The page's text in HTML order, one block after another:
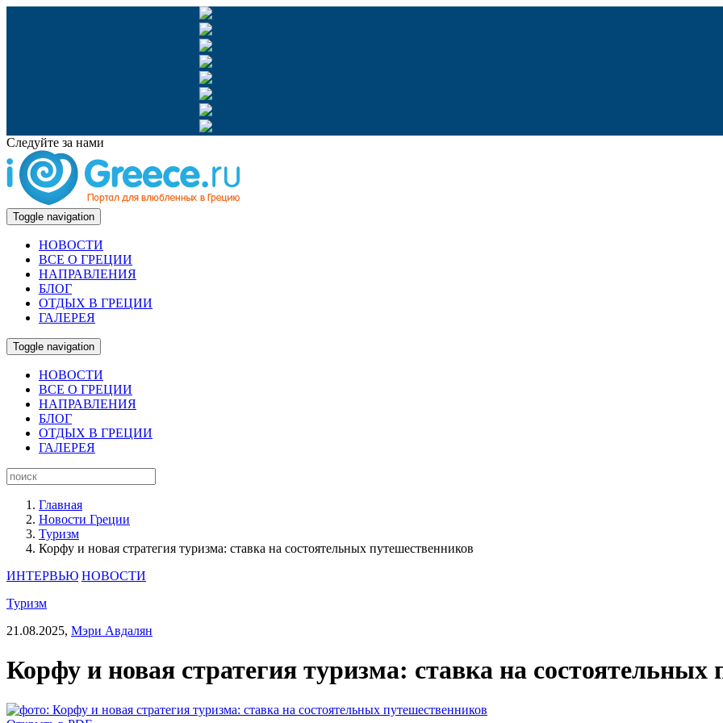
Следуйте за нами
Toggle navigation
НОВОСТИ
ВСЕ О ГРЕЦИИ
НАПРАВЛЕНИЯ
БЛОГ
ОТДЫХ В ГРЕЦИИ
ГАЛЕРЕЯ
Toggle navigation
НОВОСТИ
ВСЕ О ГРЕЦИИ
НАПРАВЛЕНИЯ
БЛОГ
ОТДЫХ В ГРЕЦИИ
ГАЛЕРЕЯ
Главная
Новости Греции
Туризм
Корфу и новая стратегия туризма: ставка на состоятельных путешественников
ИНТЕРВЬЮ НОВОСТИ
Туризм
21.08.2025, Мэри Авдалян
Корфу и новая стратегия туризма: ставка на состоятельных